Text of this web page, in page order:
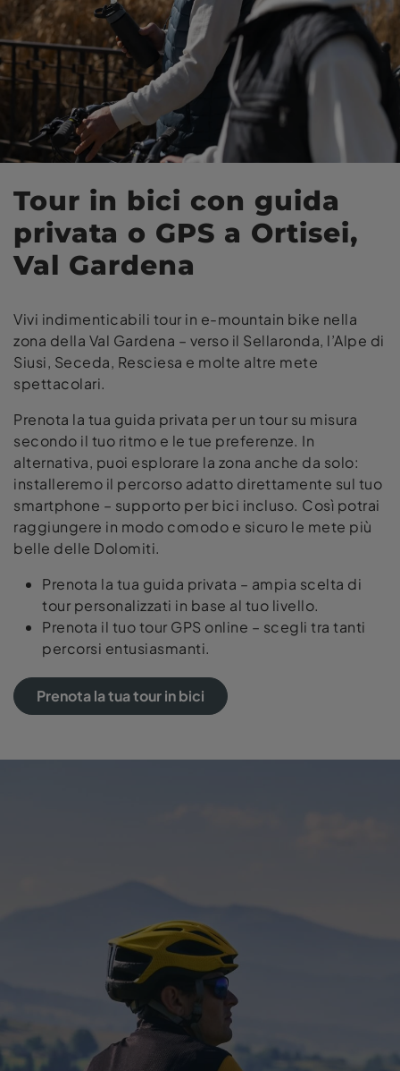
Tour in bici con guida
privata o GPS a Ortisei,
Val Gardena
Vivi indimenticabili tour in e-mountain bike nella
zona della Val Gardena – verso il Sellaronda, l’Alpe di
Siusi, Seceda, Resciesa e molte altre mete
spettacolari.
Prenota la tua guida privata per un tour su misura
secondo il tuo ritmo e le tue preferenze. In
alternativa, puoi esplorare la zona anche da solo:
installeremo il percorso adatto direttamente sul tuo
smartphone – supporto per bici incluso. Così potrai
raggiungere in modo comodo e sicuro le mete più
belle delle Dolomiti.
Prenota la tua guida privata – ampia scelta di
tour personalizzati in base al tuo livello.
Prenota il tuo tour GPS online – scegli tra tanti
percorsi entusiasmanti.
Prenota la tua tour in bici